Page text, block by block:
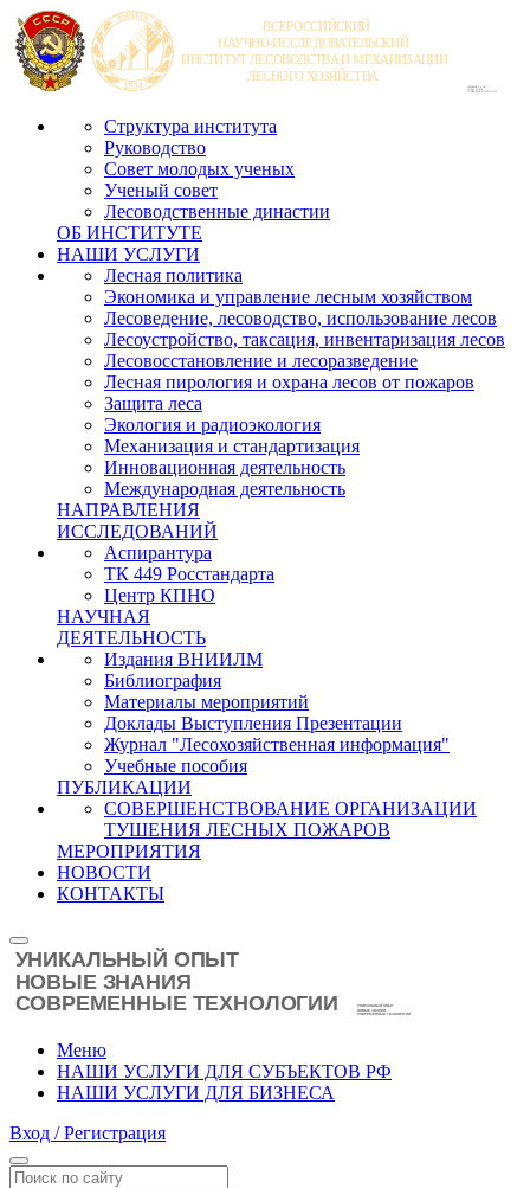
Структура института
Руководство
Совет молодых ученых
Ученый совет
Лесоводственные династии
ОБ ИНСТИТУТЕ
НАШИ УСЛУГИ
Лесная политика
Экономика и управление лесным хозяйством
Лесоведение, лесоводство, использование лесов
Лесоустройство, таксация, инвентаризация лесов
Лесовосстановление и лесоразведение
Лесная пирология и охрана лесов от пожаров
Защита леса
Экология и радиоэкология
Механизация и стандартизация
Инновационная деятельность
Международная деятельность
НАПРАВЛЕНИЯ
ИССЛЕДОВАНИЙ
Аспирантура
ТК 449 Росстандарта
Центр КПНО
НАУЧНАЯ
ДЕЯТЕЛЬНОСТЬ
Издания ВНИИЛМ
Библиография
Материалы мероприятий
Доклады Выступления Презентации
Журнал "Лесохозяйственная информация"
Учебные пособия
ПУБЛИКАЦИИ
СОВЕРШЕНСТВОВАНИЕ ОРГАНИЗАЦИИ
ТУШЕНИЯ ЛЕСНЫХ ПОЖАРОВ
МЕРОПРИЯТИЯ
НОВОСТИ
КОНТАКТЫ
Меню
НАШИ УСЛУГИ ДЛЯ СУБЪЕКТОВ РФ
НАШИ УСЛУГИ ДЛЯ БИЗНЕСА
Вход / Регистрация